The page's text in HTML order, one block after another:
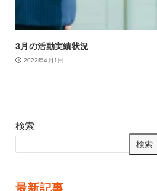
3月の活動実績状況
2022年4月1日
検索
検索
最新記事